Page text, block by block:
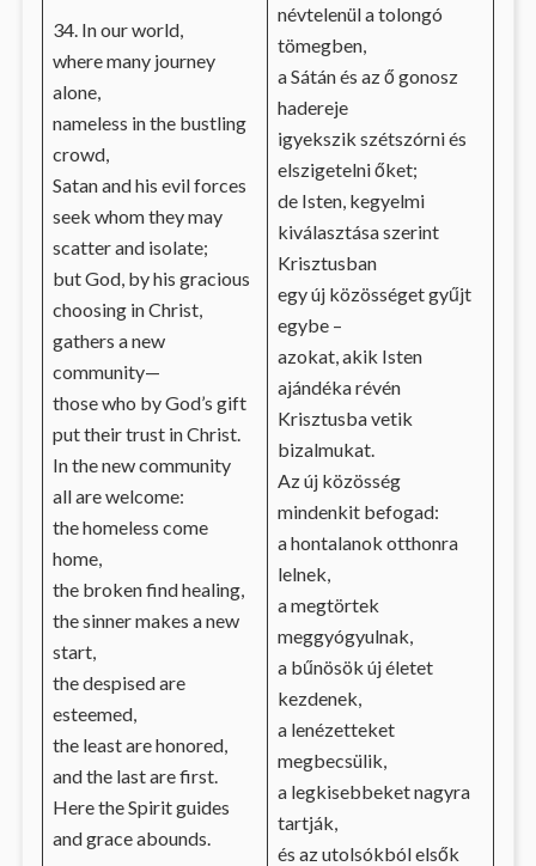
34. In our world,
where many journey
alone,
nameless in the bustling
crowd,
Satan and his evil forces
seek whom they may
scatter and isolate;
but God, by his gracious
choosing in Christ,
gathers a new
community—
those who by God’s gift
put their trust in Christ.
In the new community
all are welcome:
the homeless come
home,
the broken find healing,
the sinner makes a new
start,
the despised are
esteemed,
the least are honored,
and the last are first.
Here the Spirit guides
and grace abounds.
névtelenül a tolongó
tömegben,
a Sátán és az ő gonosz
hadereje
igyekszik szétszórni és
elszigetelni őket;
de Isten, kegyelmi
kiválasztása szerint
Krisztusban
egy új közösséget gyűjt
egybe –
azokat, akik Isten
ajándéka révén
Krisztusba vetik
bizalmukat.
Az új közösség
mindenkit befogad:
a hontalanok otthonra
lelnek,
a megtörtek
meggyógyulnak,
a bűnösök új életet
kezdenek,
a lenézetteket
megbecsülik,
a legkisebbeket nagyra
tartják,
és az utolsókból elsők